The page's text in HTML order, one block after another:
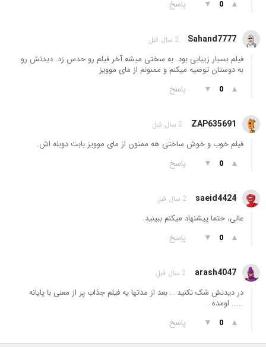
▲
0
▼ پاسخ
Sahand7777 2 سال قبل
فیلم بسیار زیبایی بود. به سختی میشه آخر فیلم رو حدس زد. دیدنش رو
به دوستان توصیه میکنم و ممنونم از مای موویز
▲
0
▼ پاسخ
ZAP635691 2 سال قبل
فیلم خوب و خوش ساختی هه ممنون از مای موویز بابت دوبله اش.
▲
0
▼ پاسخ
saeid4424 2 سال قبل
عالی، حتما پیشنهاد میکنم ببینید.
▲
0
▼ پاسخ
arash4047 2 سال قبل
در دیدنش شک نکنید .. بعد از مدتها یه فیلم جذاب پر از معنی با پایانه
..... اومده .
▲
0
▼ پاسخ